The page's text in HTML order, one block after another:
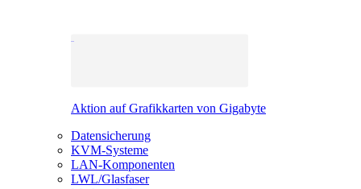
Aktion auf Grafikkarten von Gigabyte
Datensicherung
KVM-Systeme
LAN-Komponenten
LWL/Glasfaser